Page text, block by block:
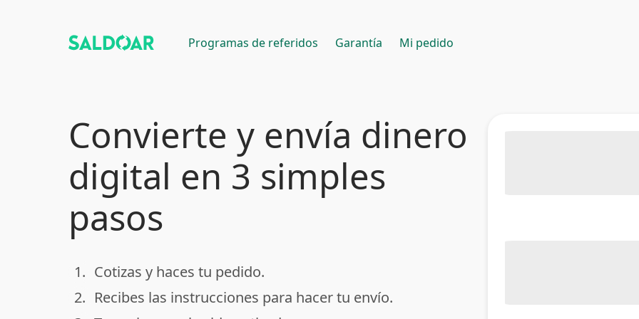
Programas de referidos Garantía Mi pedido
Convierte y envía dinero
digital en 3 simples
pasos
done
1. Cotizas y haces tu pedido.
done
2. Recibes las instrucciones para hacer tu envío.